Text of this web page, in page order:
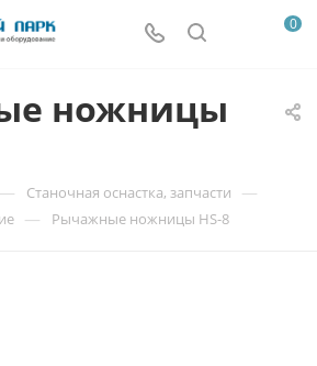
0
ножницы
— Станочная оснастка, запчасти —
— Рычажные ножницы HS-8